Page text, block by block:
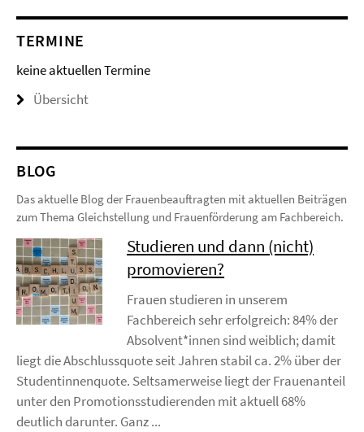
TERMINE
keine aktuellen Termine
Übersicht
BLOG
Das aktuelle Blog der Frauenbeauftragten mit aktuellen Beiträgen
zum Thema Gleichstellung und Frauenförderung am Fachbereich.
Studieren und dann (nicht)
promovieren?
Frauen studieren in unserem
Fachbereich sehr erfolgreich: 84% der
Absolvent*innen sind weiblich; damit
liegt die Abschlussquote seit Jahren stabil ca. 2% über der
Studentinnenquote. Seltsamerweise liegt der Frauenanteil
unter den Promotionsstudierenden mit aktuell 68%
deutlich darunter. Ganz ...